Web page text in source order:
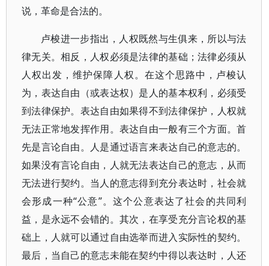
说，革命是合法的。
卢梭进一步指出，人权既然与生俱来，所以与法
律无关。相反，人权必须是法律的基础；法律必须从
人权出发，维护保障人权。在这个思路中，卢梭认
为，表达自由（或表达权）是人的基本权利，必须受
到法律保护。表达自由如果得不到法律保护，人权就
无法正常地发挥作用。表达自由一般有三个方面。首
先是言论自由。人是通过语言来表达自己的意志的。
如果没有言论自由，人就无法表达自己的意志，从而
无法进行契约。当人的意志得到充分表达时，社会就
会形成一种“公意”。这个公意表达了社会的共同利
益，是永远不会错的。其次，在享受充分言论权的基
础上，人就可以通过自由选举而进入实际性的契约。
最后，当自己的意志未能在契约中得以表达时，人还